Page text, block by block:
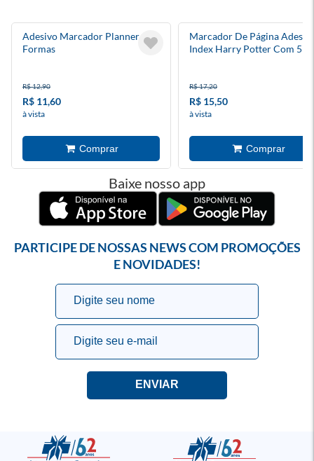
Adesivo Marcador Planner
Formas
R$ 12,90
R$ 11,60
à vista
Marcador De Página
Index Harry Potter Com 5
R$ 17,20
R$ 15,50
à vista
Baixe nosso app
PARTICIPE DE NOSSAS NEWS COM PROMOÇÕES
E NOVIDADES!